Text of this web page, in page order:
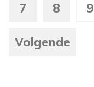
7 8 9
Volgende